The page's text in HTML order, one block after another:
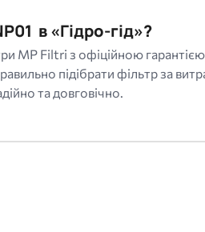
в «Гідро-гід»?
MP Filtri з офіційною
підібрати фільтр за
та довговічно.